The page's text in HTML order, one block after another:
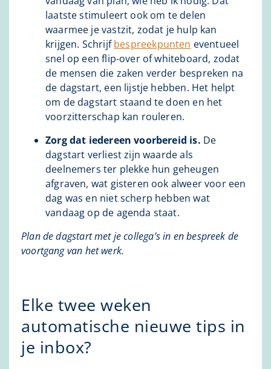
laatste stimuleert ook om te delen
waarmee je vastzit, zodat je hulp kan
krijgen. Schrijfbespreekpunten eventueel
snel op een flip-over of whiteboard, zodat
de mensen die zaken verder bespreken na
de dagstart, een lijstje hebben. Het helpt
om de dagstart staand te doen en het
voorzitterschap kan rouleren.
Zorg dat iedereen voorbereid is. De
dagstart verliest zijn waarde als
deelnemers ter plekke hun geheugen
afgraven, wat gisteren ook alweer voor een
dag was en niet scherp hebben wat
vandaag op de agenda staat.
Plan de dagstart met je collega’s in en bespreek de
voortgang van het werk.
Elke twee weken
automatische nieuwe tips in
je inbox?